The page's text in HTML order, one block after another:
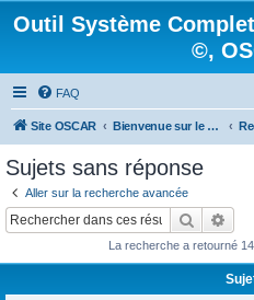
Outil Système
©,
FAQ
Site OSCAR Bienvenue sur le nouveau forum OSCAR
Sujets sans réponse
Aller sur la recherche avancée
La recherche a retourné